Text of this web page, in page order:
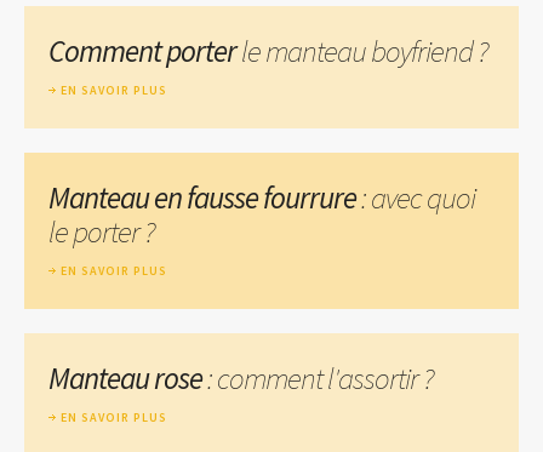
Comment porterle manteau boyfriend ?
EN SAVOIR PLUS
Manteau en fausse fourrure: avec quoi
le porter ?
EN SAVOIR PLUS
Manteau rose: comment l'assortir ?
EN SAVOIR PLUS